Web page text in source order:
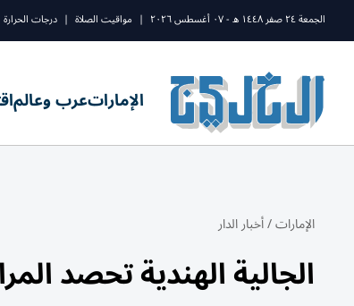
الجمعة ٢٤ صفر ١٤٤٨ ه - ٠٧ أغسطس ٢٠٢٦ | مواقيت الصلاة | درجات الحرارة
الإماراتعرب وعالم
الإمارات/أخبار الدار
الجالية الهندية تحصد